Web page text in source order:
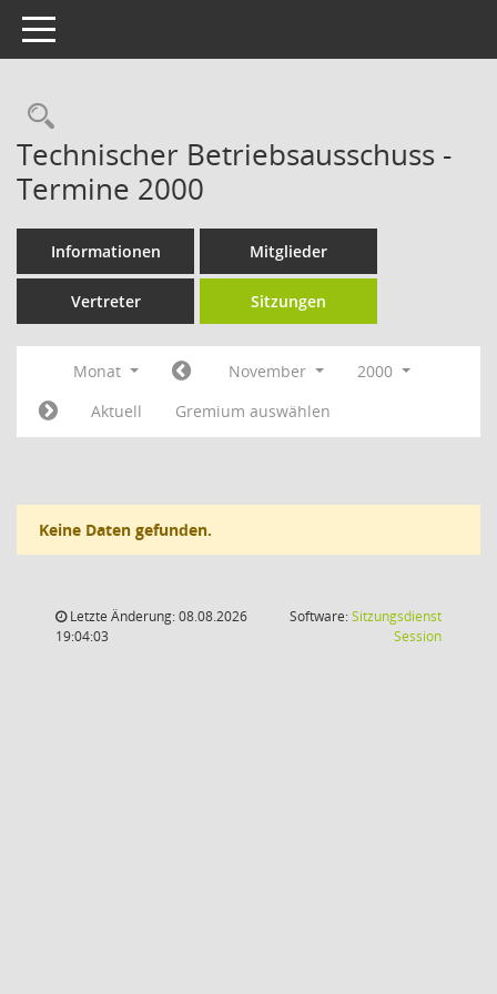
Toggle navigation
Rechercheauswahl
Technischer Betriebsausschuss -
Termine 2000
Informationen Mitglieder
Vertreter Sitzungen
Monat November
2000
Aktuell
Gremium auswählen
Keine Daten gefunden.
Letzte Änderung: 08.08.2026
19:04:03
Software:Sitzungsdienst
Session(Wird in